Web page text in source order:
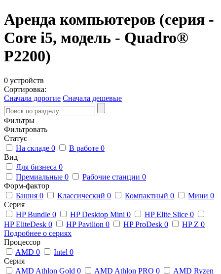
Аренда компьютеров (серия -
Core i5, модель - Quadro®
P2200)
0 устройств
Сортировка:
Сначала дорогие Сначала дешевые
Фильтры
Фильтровать
Статус
На складе 0 В работе 0
Вид
Для бизнеса 0
Премиальные 0 Рабочие станции 0
Форм-фактор
Башня 0 Классический 0 Компактный 0 Мини 0
Серия
HP Bundle 0 HP Desktop Mini 0 HP Elite Slice 0
HP EliteDesk 0 HP Pavilion 0 HP ProDesk 0 HP Z 0
Подробнее о сериях
Процессор
AMD 0 Intel 0
Серия
AMD Athlon Gold 0 AMD Athlon PRO 0 AMD Ryzen